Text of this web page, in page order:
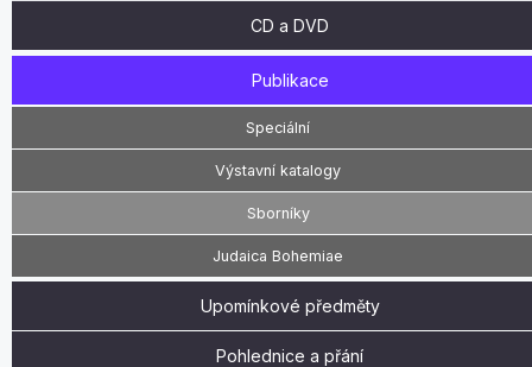
CD a DVD
Publikace
Speciální
Výstavní katalogy
Sborníky
Judaica Bohemiae
Upomínkové předměty
Pohlednice a přání